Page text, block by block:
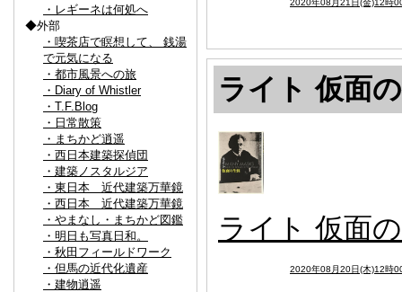
・レギーネは何処へ
◆外部
・喫茶店で瞑想して、 銭湯
で元気になる
・都市風景への旅
・Diary of Whistler
・T.F.Blog
・日常散策
・まちかど逍遥
・西日本建築探偵団
・建築ノスタルジア
・東日本 近代建築万華鏡
・西日本 近代建築万華鏡
・やまなし・まちかど図鑑
・明日も写真日和。
・秋田フィールドワーク
・但馬の近代化遺産
・建物逍遥
ライト 仮面
ライト 仮面
2020年08月20日(木)12時